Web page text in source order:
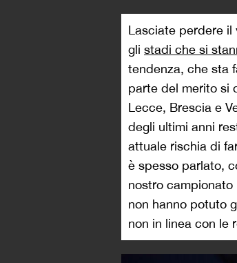
Lasciate perdere il
gli stadi che si
tendenza, che sta
parte del merito si
Lecce, Brescia e
degli ultimi anni
attuale rischia di
è spesso parlato,
nostro
non hanno potuto
non in linea con le